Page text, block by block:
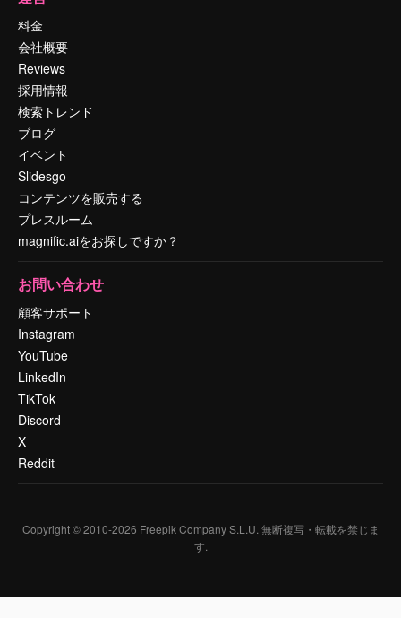
料金
会社概要
Reviews
採用情報
検索トレンド
ブログ
イベント
Slidesgo
コンテンツを販売する
プレスルーム
magnific.aiをお探しですか？
お問い合わせ
顧客サポート
Instagram
YouTube
LinkedIn
TikTok
Discord
X
Reddit
Copyright © 2010-2026 Freepik Company S.L.U. 無断複写・転載を禁じま
す.